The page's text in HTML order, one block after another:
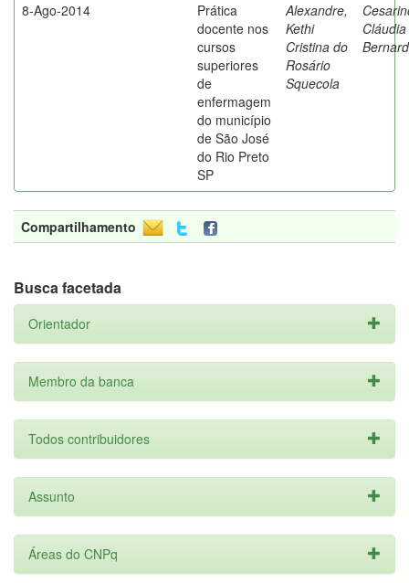
8-Ago-2014
Prática
docente nos
cursos
superiores
de
enfermagem
do município
de São José
do Rio Preto
SP
Alexandre,
Kethi
Cristina do
Rosário
Squecola
Cláudia
Compartilhamento
Busca facetada
Orientador
Membro da banca
Todos contribuidores
Assunto
Áreas do CNPq